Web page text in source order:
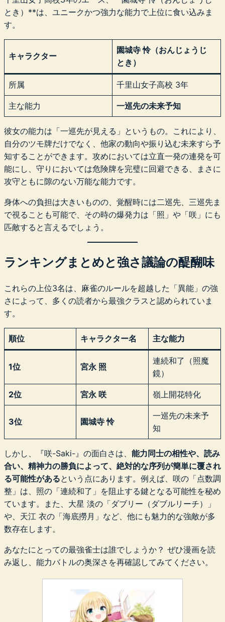
とき）**は、ユニークかつ強力な能力で上位に食い込みま
す。
キャラクター
園城寺 怜（おんじょうじ
とき）
所属 千里山女子高校 3年
主な能力 一巡先の未来予知
彼女の能力は「一巡先が見える」というもの。これにより、
自分のツモ牌だけでなく、他家の動向や振り込む未来すら予
知することができます。攻めにおいては立直一発の連発を可
能にし、守りにおいては危険牌を完璧に回避できる、まさに
攻守ともに隙のない万能な能力です。
身体への負担は大きいものの、覚醒時には二巡先、三巡先ま
で視ることも可能で、その時の爆発力は「照」や「咲」にも
匹敵すると言えるでしょう。
ランキングまとめと強さ議論の醍醐味
これらの上位3名は、麻雀のルールを超越した「異能」の強
さによって、多くの読者から最強クラスと認められていま
す。
順位 キャラクター名 主な能力
1位 宮永 照
連続和了（照魔
鏡）
2位 宮永 咲 嶺上開花特化
3位 園城寺 怜
一巡先の未来予
知
しかし、『咲-Saki-』の面白さは、 能力同士の相性や、読み
合い、精神力の勝負によって、絶対的な序列が簡単に覆され
る可能性があるという点にあります。例えば、咲の「点数調
整」は、照の「連続和了」を阻止する鍵となる可能性を秘め
ています。また、大星 淡の「ダブリー（ダブルリーチ）」
や、天江 衣の「海底撈月」など、他にも魅力的な強敵が多
数存在します。
あなたにとっての最強雀士は誰でしょうか？ ぜひ漫画を読
み返し、能力バトルの奥深さを再確認してみてください。